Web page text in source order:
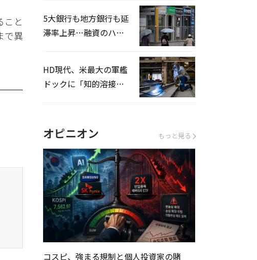
こと
で異
5大銀行も地方銀行も延
滞率上昇…融資のハー
HD現代、米最大の軍艦
ドックに「知的溶接」
オピニオン もっと見る
コスピ、強まる規制と個人投資家の賭